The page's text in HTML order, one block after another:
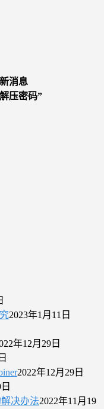
消息
压密码”
2023年1月11日
年12月29日
2022年12月29日
决办法2022年11月19